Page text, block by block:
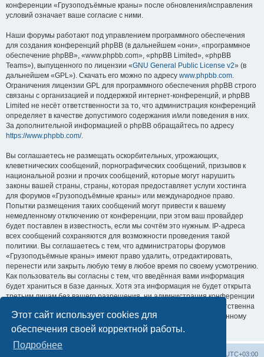
Этот сайт использует cookies для
обеспечения своей корректной работы.
Подробнее
конференции «Грузоподъёмные краны» после обновления/исправления
условий означает ваше согласие с ними.
Наши форумы работают под управлением программного обеспечения
для создания конференций phpBB (в дальнейшем «они», «программное
обеспечение phpBB», «www.phpbb.com», «phpBB Limited», «phpBB
Teams»), выпущенного по лицензии «GNU General Public License v2» (в
дальнейшем «GPL»). Скачать его можно по адресу www.phpbb.com.
Ограничения лицензии GPL для программного обеспечения phpBB строго
связаны с организацией и поддержкой интернет-конференций, и phpBB
Limited не несёт ответственности за то, что администрация конференций
определяет в качестве допустимого содержания и/или поведения в них.
За дополнительной информацией о phpBB обращайтесь по адресу
https://www.phpbb.com/.
Вы соглашаетесь не размещать оскорбительных, угрожающих,
клеветнических сообщений, порнографических сообщений, призывов к
национальной розни и прочих сообщений, которые могут нарушить
законы вашей страны, страны, которая предоставляет услуги хостинга
для форумов «Грузоподъёмные краны» или международное право.
Попытки размещения таких сообщений могут привести к вашему
немедленному отключению от конференции, при этом ваш провайдер
будет поставлен в известность, если мы сочтём это нужным. IP-адреса
всех сообщений сохраняются для возможности проведения такой
политики. Вы соглашаетесь с тем, что администраторы форумов
«Грузоподъёмные краны» имеют право удалить, отредактировать,
перенести или закрыть любую тему в любое время по своему усмотрению.
Как пользователь вы согласны с тем, что введённая вами информация
будет храниться в базе данных. Хотя эта информация не будет открыта
третьим лицам без вашего разрешения, ни администрация конференции
«Грузоподъёмные краны», ни phpBB Limited не может быть ответственна
за действия хакеров, которые могут привести к несанкционированному
доступу к ней.
UTC+03:00